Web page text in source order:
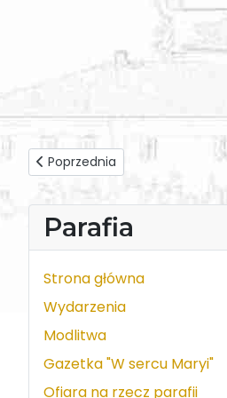
Parafia
Strona główna
Wydarzenia
Modlitwa
Gazetka "W sercu Maryi"
Ofiara na rzecz parafii
Poprzednia strona: Triduum
Poprzednia